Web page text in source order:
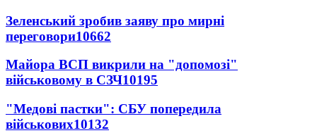
Зеленський зробив заяву про мирні
переговори10662
Майора ВСП викрили на "допомозі"
військовому в СЗЧ10195
"Медові пастки": СБУ попередила
військових10132